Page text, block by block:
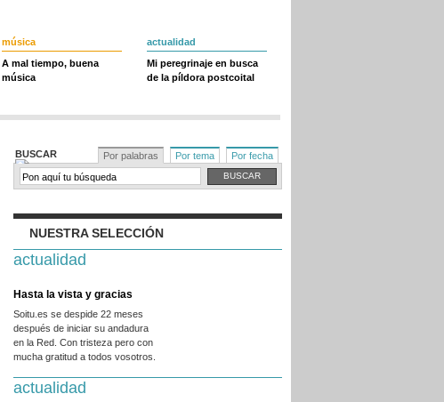
música
A mal tiempo, buena
música
actualidad
Mi peregrinaje en busca
de la píldora postcoital
BUSCAR Por palabras Por tema Por fecha
NUESTRA SELECCIÓN
actualidad
Hasta la vista y gracias
Soitu.es se despide 22 meses
después de iniciar su andadura
en la Red. Con tristeza pero con
mucha gratitud a todos vosotros.
actualidad